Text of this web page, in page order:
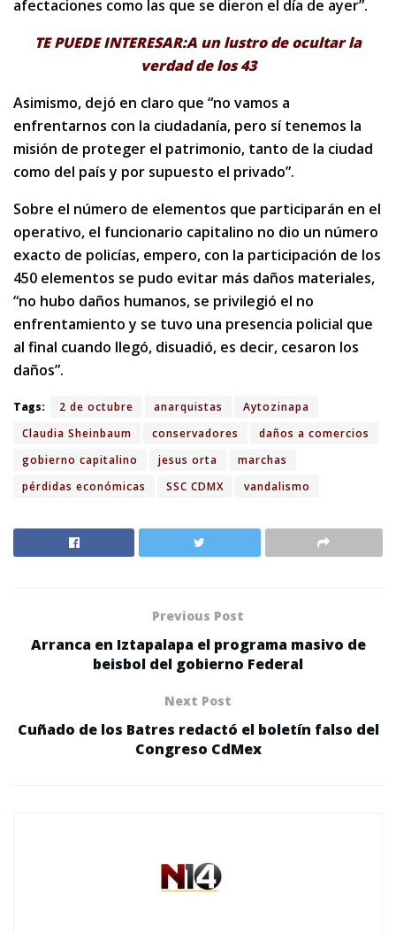
afectaciones como las que se dieron el día de ayer”.
TE PUEDE INTERESAR:A un lustro de ocultar la
verdad de los 43
Asimismo, dejó en claro que “no vamos a
enfrentarnos con la ciudadanía, pero sí tenemos la
misión de proteger el patrimonio, tanto de la ciudad
como del país y por supuesto el privado”.
Sobre el número de elementos que participarán en el
operativo, el funcionario capitalino no dio un número
exacto de policías, empero, con la participación de los
450 elementos se pudo evitar más daños materiales,
“no hubo daños humanos, se privilegió el no
enfrentamiento y se tuvo una presencia policial que
al final cuando llegó, disuadió, es decir, cesaron los
daños”.
Tags: 2 de octubre anarquistas
Aytozinapa
Claudia Sheinbaum
conservadores
daños a comercios
gobierno capitalino
jesus orta
marchas
pérdidas económicas
SSC CDMX vandalismo
Previous Post
Arranca en Iztapalapa el programa masivo de
beisbol del gobierno Federal
Next Post
Cuñado de los Batres redactó el boletín falso del
Congreso CdMex